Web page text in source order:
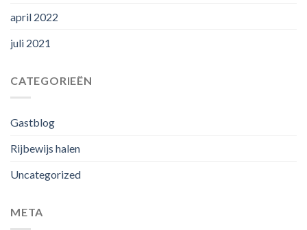
april 2022
juli 2021
CATEGORIEËN
Gastblog
Rijbewijs halen
Uncategorized
META